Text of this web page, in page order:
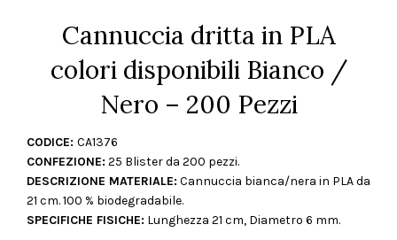
Cannuccia dritta in PLA
colori disponibili Bianco /
Nero – 200 Pezzi
CODICE: CA1376
CONFEZIONE: 25 Blister da 200 pezzi.
DESCRIZIONE MATERIALE: Cannuccia bianca/nera in PLA da
21 cm. 100 % biodegradabile.
SPECIFICHE FISICHE: Lunghezza 21 cm, Diametro 6 mm.